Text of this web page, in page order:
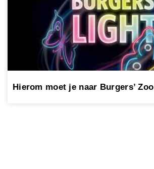
Hierom moet je naar Burgers’ Zoo